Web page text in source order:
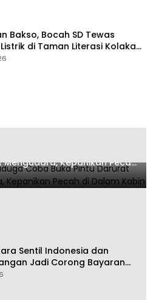
Bakso, Bocah SD Tewas
di Taman Literasi Kolaka
Coba Buka Pintu
Kepanikan Pecah
Sentil Indonesia dan
Jadi Corong Bayaran